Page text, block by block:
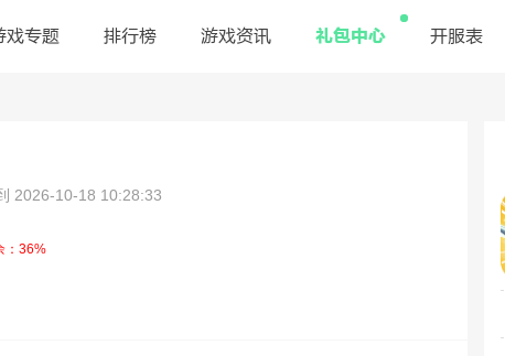
戏专题 排行榜 游戏资讯 礼包中心 开服表
2026-10-18 10:28:33
：36%